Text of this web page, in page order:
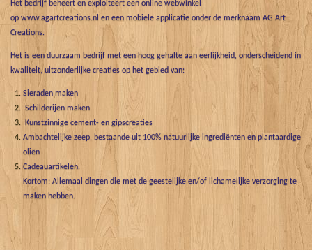
Het bedrijf beheert en exploiteert een online webwinkel
op www.agartcreations.nl en een mobiele applicatie onder de merknaam AG Art
Creations.
Het is een duurzaam bedrijf met een hoog gehalte aan eerlijkheid, onderscheidend in
kwaliteit, uitzonderlijke creaties op het gebied van:
Sieraden maken
Schilderijen maken
Kunstzinnige cement- en gipscreaties
Ambachtelijke zeep, bestaande uit 100% natuurlijke ingrediënten en plantaardige
oliën
Cadeauartikelen.
Kortom: Allemaal dingen die met de geestelijke en/of lichamelijke verzorging te
maken hebben.